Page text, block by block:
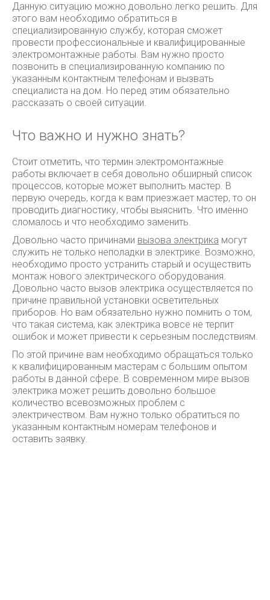
Данную ситуацию можно довольно легко решить. Для
этого вам необходимо обратиться в
специализированную службу, которая сможет
провести профессиональные и квалифицированные
электромонтажные работы. Вам нужно просто
позвонить в специализированную компанию по
указанным контактным телефонам и вызвать
специалиста на дом. Но перед этим обязательно
рассказать о своей ситуации.
Что важно и нужно знать?
Стоит отметить, что термин электромонтажные
работы включает в себя довольно обширный список
процессов, которые может выполнить мастер. В
первую очередь, когда к вам приезжает мастер, то он
проводить диагностику, чтобы выяснить. Что именно
сломалось и что необходимо заменить.
Довольно часто причинами вызова электрика могут
служить не только неполадки в электрике. Возможно,
необходимо просто устранить старый и осуществить
монтаж нового электрического оборудования.
Довольно часто вызов электрика осуществляется по
причине правильной установки осветительных
приборов. Но вам обязательно нужно помнить о том,
что такая система, как электрика вовсе не терпит
ошибок и может привести к серьезным последствиям.
По этой причине вам необходимо обращаться только
к квалифицированным мастерам с большим опытом
работы в данной сфере. В современном мире вызов
электрика может решить довольно большое
количество всевозможных проблем с
электричеством. Вам нужно только обратиться по
указанным контактным номерам телефонов и
оставить заявку.